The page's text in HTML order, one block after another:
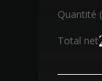
Quantité
Total net